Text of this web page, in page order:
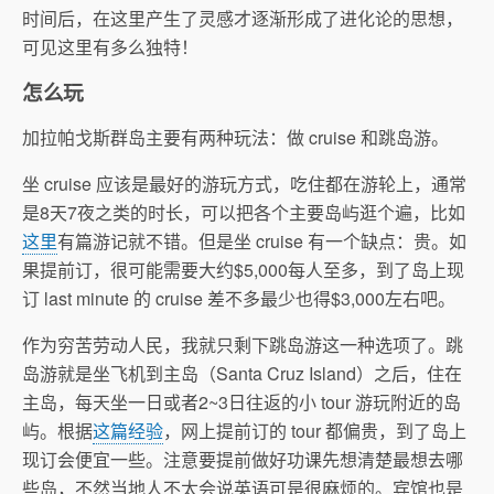
时间后，在这里产生了灵感才逐渐形成了进化论的思想，
可见这里有多么独特！
怎么玩
加拉帕戈斯群岛主要有两种玩法：做 cruise 和跳岛游。
坐 cruise 应该是最好的游玩方式，吃住都在游轮上，通常
是8天7夜之类的时长，可以把各个主要岛屿逛个遍，比如
这里有篇游记就不错。但是坐 cruise 有一个缺点：贵。如
果提前订，很可能需要大约$5,000每人至多，到了岛上现
订 last minute 的 cruise 差不多最少也得$3,000左右吧。
作为穷苦劳动人民，我就只剩下跳岛游这一种选项了。跳
岛游就是坐飞机到主岛（Santa Cruz Island）之后，住在
主岛，每天坐一日或者2~3日往返的小 tour 游玩附近的岛
屿。根据这篇经验，网上提前订的 tour 都偏贵，到了岛上
现订会便宜一些。注意要提前做好功课先想清楚最想去哪
些岛，不然当地人不太会说英语可是很麻烦的。宾馆也是